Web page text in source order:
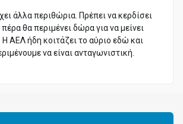
άλλα περιθώρια. Πρέπει να κερδίσει
θα περιμένει δώρα για να μείνει
Η ΑΕΛ ήδη κοιτάζει το αύριο εδώ και
να είναι ανταγωνιστική.